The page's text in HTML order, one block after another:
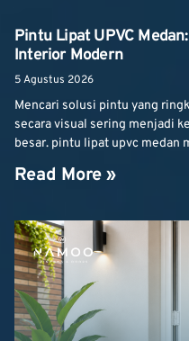
Pintu Lipat UPVC
Interior Modern
5 Agustus 2026
Mencari solusi pintu yang
secara visual sering menjadi
besar. pintu lipat upvc medan
Read More »